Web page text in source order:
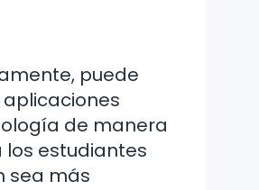
puede
de manera
estudiantes
sea más